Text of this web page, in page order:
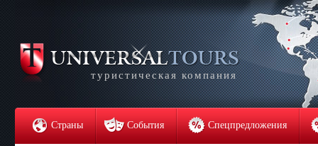
туристическая компания
Страны События Спецпредложения